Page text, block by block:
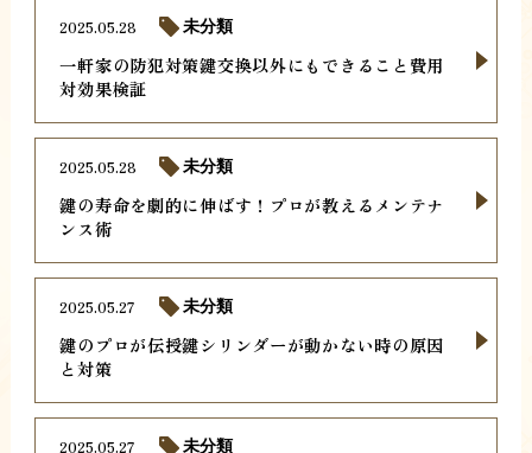
一軒家の防犯対策鍵交換以外にもできること費用
対効果検証
2025.05.28 未分類
鍵の寿命を劇的に伸ばす！プロが教えるメンテナ
ンス術
2025.05.28 未分類
鍵のプロが伝授鍵シリンダーが動かない時の原因
と対策
2025.05.27 未分類
2025.05.27 未分類